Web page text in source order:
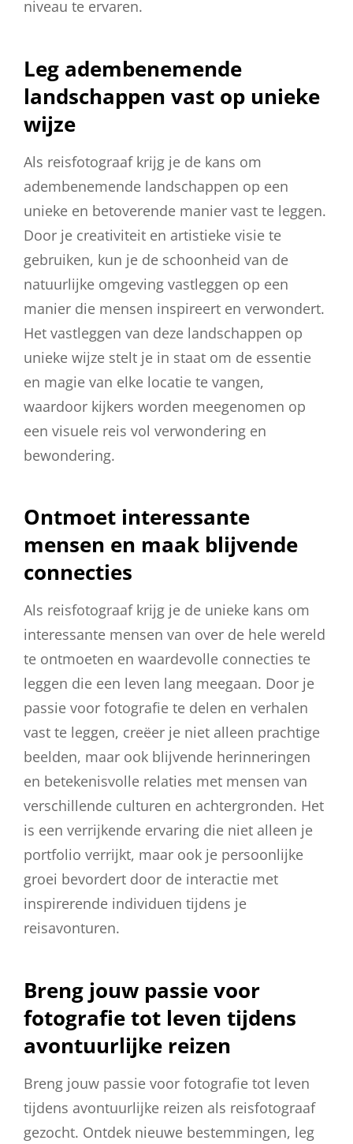
niveau te ervaren.
Leg adembenemende
landschappen vast op unieke
wijze
Als reisfotograaf krijg je de kans om
adembenemende landschappen op een
unieke en betoverende manier vast te leggen.
Door je creativiteit en artistieke visie te
gebruiken, kun je de schoonheid van de
natuurlijke omgeving vastleggen op een
manier die mensen inspireert en verwondert.
Het vastleggen van deze landschappen op
unieke wijze stelt je in staat om de essentie
en magie van elke locatie te vangen,
waardoor kijkers worden meegenomen op
een visuele reis vol verwondering en
bewondering.
Ontmoet interessante
mensen en maak blijvende
connecties
Als reisfotograaf krijg je de unieke kans om
interessante mensen van over de hele wereld
te ontmoeten en waardevolle connecties te
leggen die een leven lang meegaan. Door je
passie voor fotografie te delen en verhalen
vast te leggen, creëer je niet alleen prachtige
beelden, maar ook blijvende herinneringen
en betekenisvolle relaties met mensen van
verschillende culturen en achtergronden. Het
is een verrijkende ervaring die niet alleen je
portfolio verrijkt, maar ook je persoonlijke
groei bevordert door de interactie met
inspirerende individuen tijdens je
reisavonturen.
Breng jouw passie voor
fotografie tot leven tijdens
avontuurlijke reizen
Breng jouw passie voor fotografie tot leven
tijdens avontuurlijke reizen als reisfotograaf
gezocht. Ontdek nieuwe bestemmingen, leg